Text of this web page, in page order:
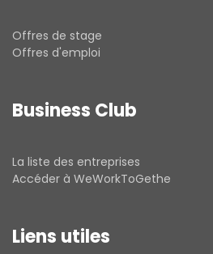
Offres de stage
Offres d'emploi
Business Club
La liste des entreprises
Accéder à WeWorkToGethe
Liens utiles